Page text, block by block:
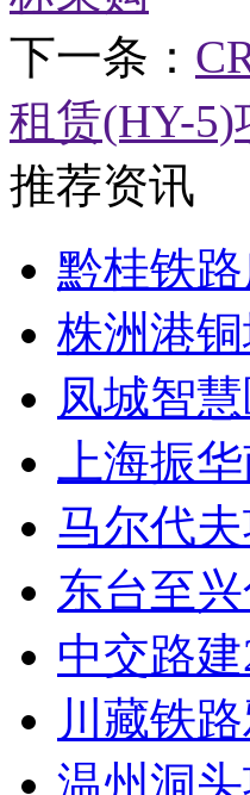
下一条：
租赁(HY-5)
推荐资讯
黔桂铁
株洲港
凤城智
上海振
马尔代
东台至
中交路
川藏铁
温州洞